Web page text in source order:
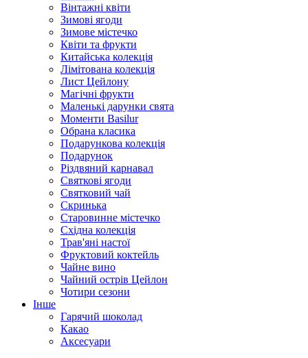
Вінтажні квіти
Зимові ягоди
Зимове містечко
Квіти та фрукти
Китайська колекція
Лімітована колекція
Лист Цейлону
Магічні фрукти
Маленькі дарунки свята
Моменти Basilur
Обрана класика
Подарункова колекція
Подарунок
Різдвяний карнавал
Святкові ягоди
Святковий чай
Скринька
Старовинне містечко
Східна колекція
Трав'яні настої
Фруктовий коктейль
Чайне вино
Чайний острів Цейлон
Чотири сезони
Інше
Гарячий шоколад
Какао
Аксесуари